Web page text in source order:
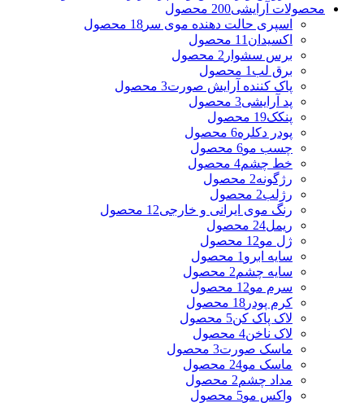
محصولات آرایشی200 محصول
اسپری حالت دهنده موی سر 18 محصول
اکسیدان 11 محصول
برس سشوار 2 محصول
برق لب 1 محصول
پاک کننده آرایش صورت3 محصول
پد آرایشی3 محصول
پنکک19 محصول
پودر دکلره6 محصول
چسب مو6 محصول
خط چشم4 محصول
رژگونه2 محصول
رژلب2 محصول
رنگ موی ایرانی و خارجی12 محصول
ریمل24 محصول
ژل مو12 محصول
سایه ابرو 1 محصول
سایه چشم2 محصول
سرم مو12 محصول
کرم پودر 18 محصول
لاک پاک کن5 محصول
لاک ناخن4 محصول
ماسک صورت3 محصول
ماسک مو24 محصول
مداد چشم2 محصول
واکس مو5 محصول